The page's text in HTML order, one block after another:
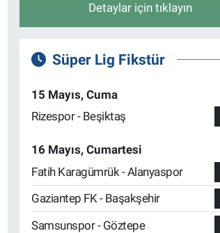
Detaylar için tıklayın
Süper Lig Fikstür
15 Mayıs, Cuma
Rizespor - Beşiktaş
16 Mayıs, Cumartesi
Fatih Karagümrük - Alanyaspor
Gaziantep FK - Başakşehir
Samsunspor - Göztepe